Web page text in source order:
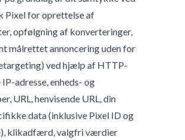
Pixel for oprettelse af
opfølgning af konverteringer,
målrettet annoncering uden for
ved hjælp af HTTP-
adresse, enheds- og
URL, henvisende URL, din
data (inklusive Pixel ID og
klikadfærd, valgfri værdier